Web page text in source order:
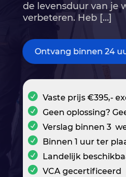
de levensduur van je
verbeteren.​ Heb […]
Ontvang binnen 24
Vaste prijs €395,-
Geen oplossing?
Verslag binnen 3
Binnen 1 uur ter
Landelijk
VCA gecertificeerd